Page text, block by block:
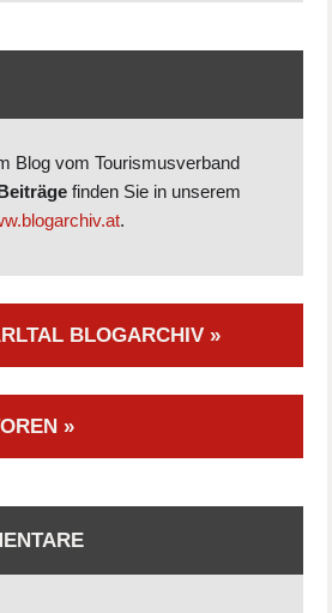
Blog vom Tourismusverband
finden Sie in unserem
.
BLOGARCHIV »
»